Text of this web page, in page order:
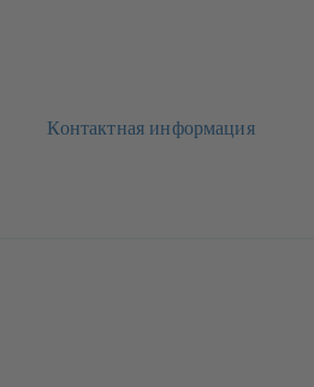
Контактная информация